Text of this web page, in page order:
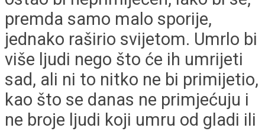
premda samo malo sporije,
jednako raširio svijetom. Umrlo bi
više ljudi nego što će ih umrijeti
sad, ali ni to nitko ne bi primijetio,
kao što se danas ne primjećuju i
ne broje ljudi koji umru od gladi ili